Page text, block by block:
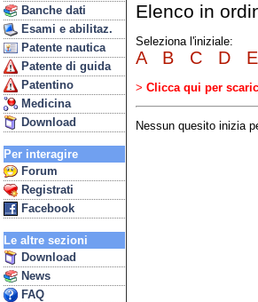
Banche dati
Esami e abilitaz.
Patente nautica
Patente di guida
Patentino
Medicina
Download
Per interagire
Forum
Registrati
Facebook
Le altre sezioni
Download
News
FAQ
Elenco in
Seleziona l'iniziale:
A B C D E
> Clicca qui per
Nessun quesito inizia